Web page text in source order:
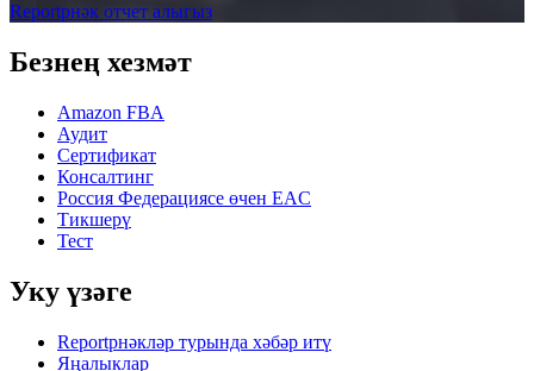
Reportрнәк отчет алыгыз
Безнең хезмәт
Amazon FBA
Аудит
Сертификат
Консалтинг
Россия Федерациясе өчен EAC
Тикшерү
Тест
Уку үзәге
Reportрнәкләр турында хәбәр итү
Яңалыклар